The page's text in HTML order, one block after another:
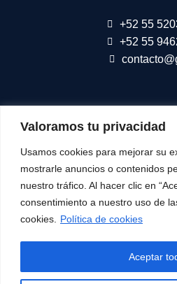
Valoramos tu privacidad
Usamos cookies para mejorar su
mostrarle anuncios o contenidos
nuestro tráfico. Al hacer clic en
consentimiento a nuestro uso de
cookies.
Política de cookies
Aceptar
+52 55
+52 55
Somos parte de
© Todos Los
Consulta nuestra